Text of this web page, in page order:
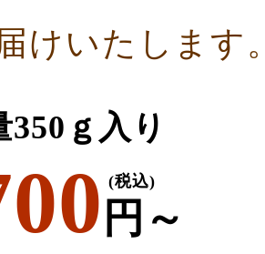
けいたします。
350ｇ入り
円～
(税込)